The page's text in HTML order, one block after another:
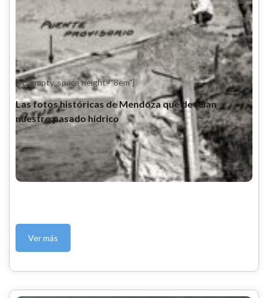
[vc_empty_space height="8em"]
Las fotos históricas de Mendoza que develan
nuestro pasado hídrico
Ver más